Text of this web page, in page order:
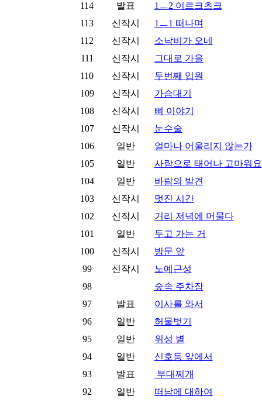
114
발표
1ㅡ2 이르크츠크
113
신작시
1ㅡ1 떠나며
112
신작시
소낙비가 오네
111
신작시
그대로 가을
110
신작시
두번째 입원
109
신작시
가슴대기
108
신작시
뼈 이야기
107
신작시
눈수술
106
일반
얼마나 어울리지 않는가
105
일반
사람으로 태어나 고마워요
104
일반
바람의 발견
103
신작시
멋진 시간
102
신작시
거리 저녁에 머물다
101
일반
두고 가는 거
100
신작시
방문 앞
99
신작시
노예근성
98
숲속 주차장
97
발표
이사를 와서
96
일반
허물벗기
95
일반
위성 별
94
일반
신호등 앞에서
93
발표
부대찌개
92
일반
떠남에 대하여